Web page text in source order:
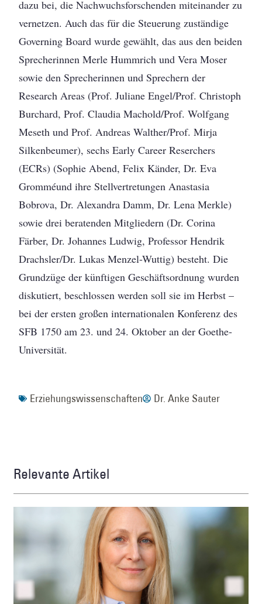
dazu bei, die Nachwuchsforschenden miteinander zu
vernetzen. Auch das für die Steuerung zuständige
Governing Board wurde gewählt, das aus den beiden
Sprecherinnen Merle Hummrich und Vera Moser
sowie den Sprecherinnen und Sprechern der
Research Areas (Prof. Juliane Engel/Prof. Christoph
Burchard, Prof. Claudia Machold/Prof. Wolfgang
Meseth und Prof. Andreas Walther/Prof. Mirja
Silkenbeumer), sechs Early Career Reserchers
(ECRs) (Sophie Abend, Felix Känder, Dr. Eva
Gromméund ihre Stellvertretungen Anastasia
Bobrova, Dr. Alexandra Damm, Dr. Lena Merkle)
sowie drei beratenden Mitgliedern (Dr. Corina
Färber, Dr. Johannes Ludwig, Professor Hendrik
Drachsler/Dr. Lukas Menzel-Wuttig) besteht. Die
Grundzüge der künftigen Geschäftsordnung wurden
diskutiert, beschlossen werden soll sie im Herbst –
bei der ersten großen internationalen Konferenz des
SFB 1750 am 23. und 24. Oktober an der Goethe-
Universität.
Erziehungswissenschaften Dr. Anke Sauter
Relevante Artikel